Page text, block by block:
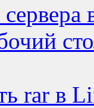
rar в